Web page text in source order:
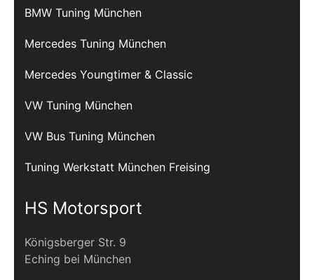
BMW Tuning München
Mercedes Tuning München
Mercedes Youngtimer & Classic
VW Tuning München
VW Bus Tuning München
Tuning Werkstatt München Freising
HS Motorsport
Königsberger Str. 9
Eching bei München